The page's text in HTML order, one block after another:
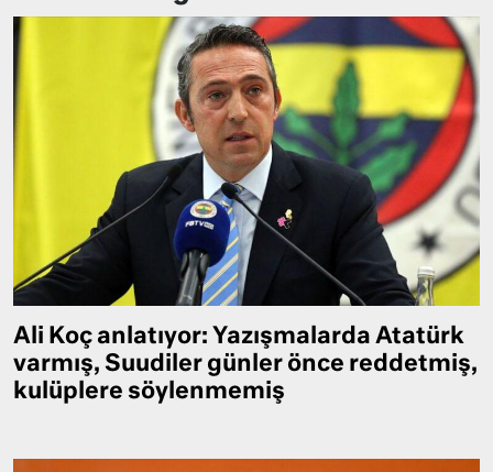
Ali Koç anlatıyor: Yazışmalarda Atatürk
varmış, Suudiler günler önce reddetmiş,
kulüplere söylenmemiş